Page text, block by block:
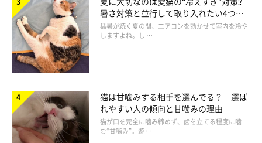
別の日の投稿でも、飼い主さんがお風呂から出てくるのを「まだかな？」と
待っているたぬ吉くんの姿が！
@ponpokopontanu
暑さ対策と並行して取り入れたい4つの
工夫
猛暑が続く夏の間、エアコンを効かせて室内を冷や
しますよね。し …
猫は甘噛みする相手を選んでる？ 選ば
れやすい人の傾向と甘噛みの理由
猫が口を完全に噛み締めず、歯を立てる程度に噛
む“甘噛み”。遊 …